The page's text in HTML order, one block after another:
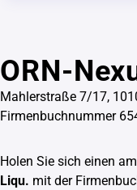
ORN-
Mahlerstraße 7/17,
Firmenbuchnummer
Holen Sie sich einen
Liqu. mit der